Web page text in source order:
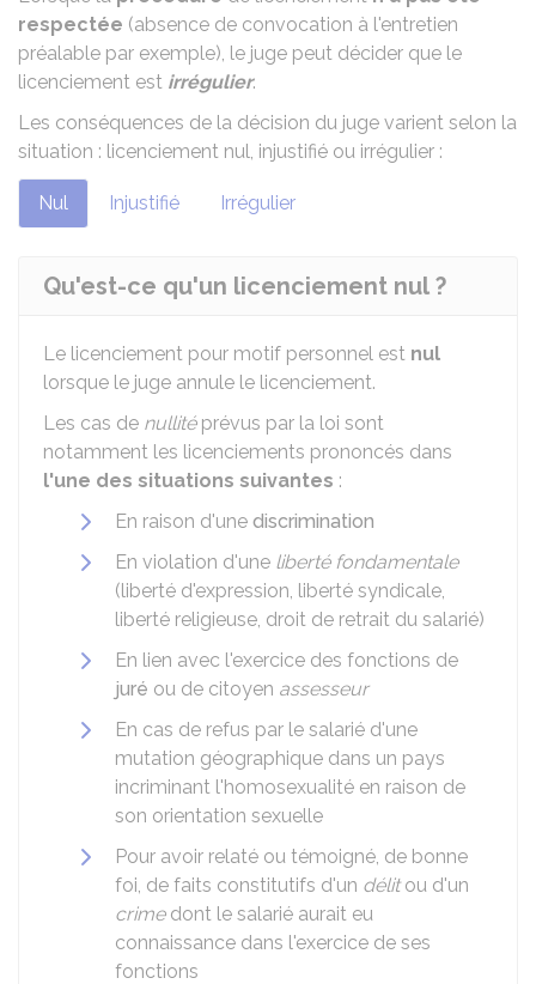
respectée (absence de convocation à l'entretien
préalable par exemple), le juge peut décider que le
licenciement est irrégulier.
Les conséquences de la décision du juge varient selon la
situation : licenciement nul, injustifié ou irrégulier :
Nul Injustifié Irrégulier
Qu'est-ce qu'un licenciement nul ?
Le licenciement pour motif personnel est nul
lorsque le juge annule le licenciement.
Les cas de nullitéprévus par la loi sont
notamment les licenciements prononcés dans
l'une des situations suivantes :
En raison d'une discrimination
En violation d'une liberté fondamentale
(liberté d'expression, liberté syndicale,
liberté religieuse, droit de retrait du salarié)
En lien avec l'exercice des fonctions de
juré ou de citoyen assesseur
En cas de refus par le salarié d'une
mutation géographique dans un pays
incriminant l'homosexualité en raison de
son orientation sexuelle
Pour avoir relaté ou témoigné, de bonne
foi, de faits constitutifs d'un délitou d'un
crimedont le salarié aurait eu
connaissance dans l'exercice de ses
fonctions